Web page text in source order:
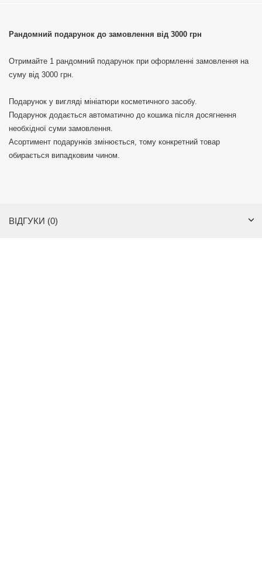
Рандомний подарунок до замовлення від 3000 грн
Отримайте 1 рандомний подарунок при оформленні замовлення на
суму від 3000 грн.
Подарунок у вигляді мініатюри косметичного засобу.
Подарунок додається автоматично до кошика після досягнення
необхідної суми замовлення.
Асортимент подарунків змінюється, тому конкретний товар
обирається випадковим чином.
ВІДГУКИ (0)